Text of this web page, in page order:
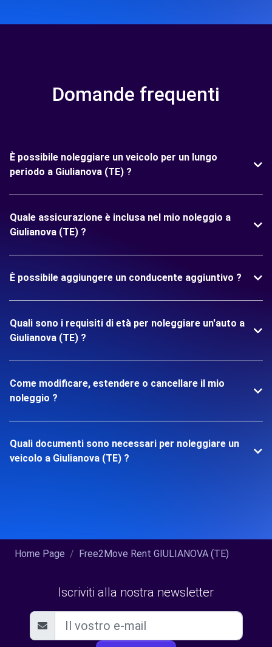
Domande frequenti
È possibile noleggiare un veicolo per un lungo
periodo a Giulianova (TE) ?
Quale assicurazione è inclusa nel mio noleggio a
Giulianova (TE) ?
È possibile aggiungere un conducente aggiuntivo ?
Quali sono i requisiti di età per noleggiare un'auto a
Giulianova (TE) ?
Come modificare, estendere o cancellare il mio
noleggio ?
Quali documenti sono necessari per noleggiare un
veicolo a Giulianova (TE) ?
Home Page Free2Move Rent GIULIANOVA (TE)
Iscriviti alla nostra newsletter